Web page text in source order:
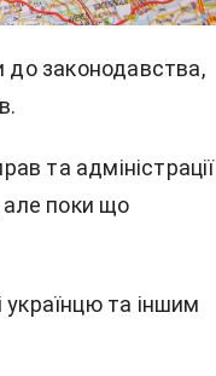
до законодавства,
та адміністрації
але поки що
та іншим